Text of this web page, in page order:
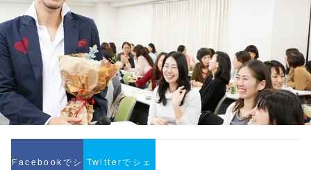
Facebookでシ
Twitterでシェ